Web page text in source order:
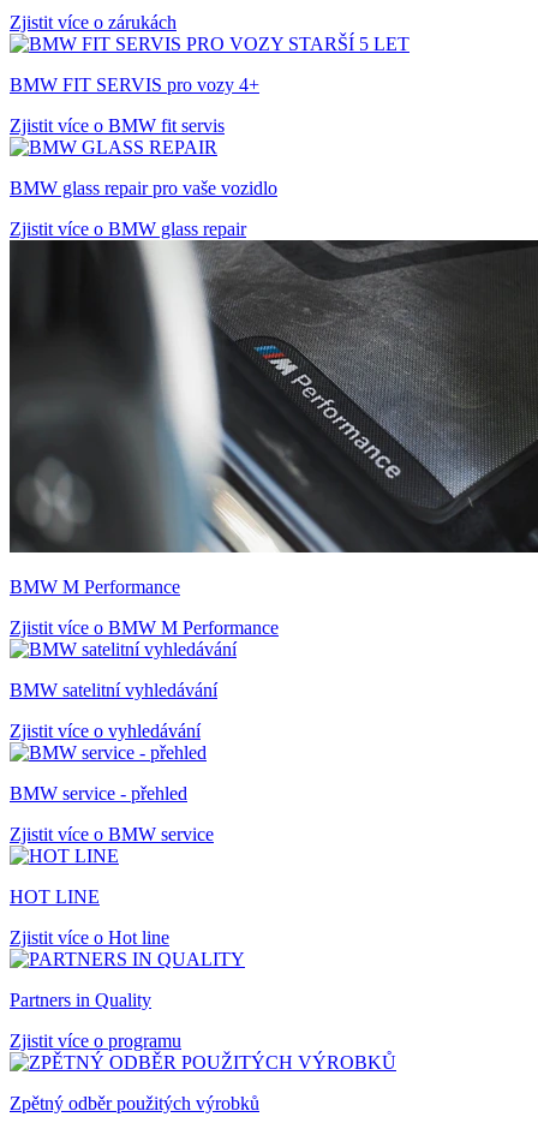
Zjistit více o zárukách
BMW FIT SERVIS pro vozy 4+
Zjistit více o BMW fit servis
BMW glass repair pro vaše vozidlo
Zjistit více o BMW glass repair
BMW M Performance
Zjistit více o BMW M Performance
BMW satelitní vyhledávání
Zjistit více o vyhledávání
BMW service - přehled
Zjistit více o BMW service
HOT LINE
Zjistit více o Hot line
Partners in Quality
Zjistit více o programu
Zpětný odběr použitých výrobků